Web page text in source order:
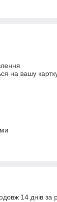
на вашу
14 днів за